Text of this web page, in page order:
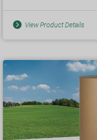
View Product Details